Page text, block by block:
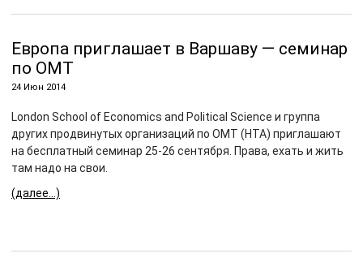
Европа приглашает в Варшаву — семинар
по ОМТ
24 Июн 2014
London School of Economics and Political Science и группа
других продвинутых организаций по ОМТ (HTA) приглашают
на бесплатный семинар 25-26 сентября. Права, ехать и жить
там надо на свои.
(далее…)